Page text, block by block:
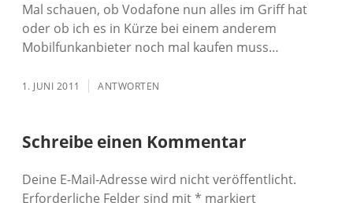
Mal schauen, ob Vodafone nun alles im Griff hat
oder ob ich es in Kürze bei einem anderem
Mobilfunkanbieter noch mal kaufen muss…
1. JUNI 2011 ANTWORTEN
Schreibe einen Kommentar
Deine E-Mail-Adresse wird nicht veröffentlicht.
Erforderliche Felder sind mit* markiert